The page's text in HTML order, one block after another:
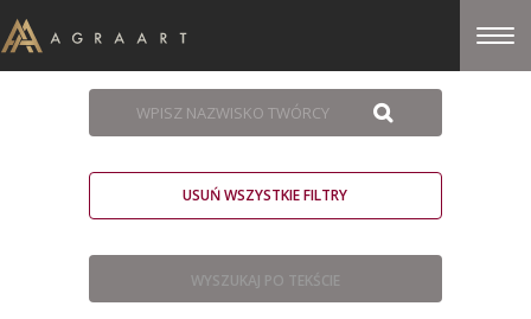
USUŃ WSZYSTKIE FILTRY